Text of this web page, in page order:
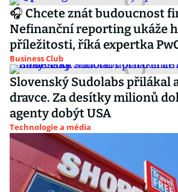
🎧 Chcete znát budoucnost
Nefinanční reporting ukáže
příležitosti, říká expertka
Business Club
Slovenský Sudolabs přilákal
dravce. Za desítky milionů
agenty dobýt USA
Technologie a média